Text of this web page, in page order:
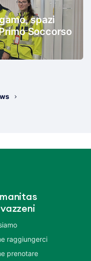
spazi
Soccorso
raggiungerci
prenotare